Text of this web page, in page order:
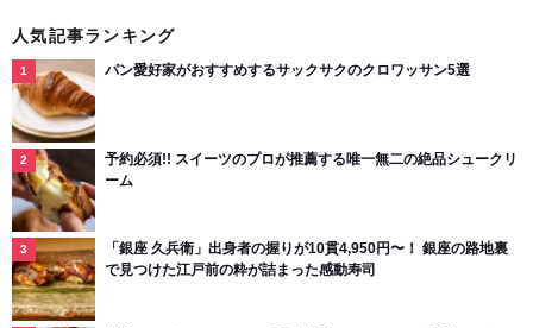
人気記事ランキング
パン愛好家がおすすめするサックサクのクロワッサン5選
予約必須!! スイーツのプロが推薦する唯一無二の絶品シュークリ
ーム
「銀座 久兵衛」出身者の握りが10貫4,950円〜！ 銀座の路地裏
で見つけた江戸前の粋が詰まった感動寿司